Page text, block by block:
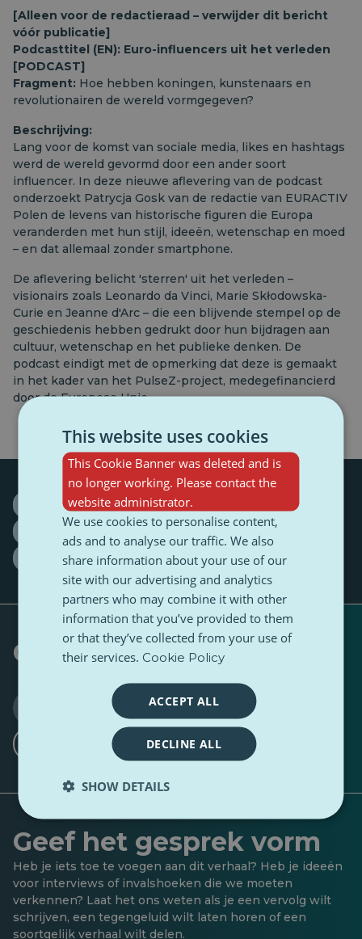
[Alleen voor de redactieraad – verwijder dit bericht
vóór publicatie]
Podcasttitel (EN): Euro-influencers uit het verleden
[PODCAST]
Fragment: Hoe hebben koningen, kunstenaars en
revolutionairen de wereld vormgegeven?
Beschrijving:
Lang voor de komst van sociale media, likes en hashtags
werd de wereld gevormd door een ander soort
influencer. In deze nieuwe aflevering van de podcast
onderzoekt Patrycja Gosk van de redactie van EURACTIV
Polen de levens van historische figuren die Europa
veranderden met hun stijl, ideeën, wetenschap en moed
– en dat allemaal zonder smartphone.
De aflevering belicht 'sterren' uit het verleden –
visionairs zoals Leonardo da Vinci, Marie Skłodowska-
Curie en Jeanne d'Arc – die een blijvende stempel op de
geschiedenis hebben gedrukt door hun bijdragen aan
cultuur, wetenschap en het publieke denken. De
podcast eindigt met de opmerking dat deze is gemaakt
in het kader van het PulseZ-project, medegefinancierd
door de Europese Unie.
europa história influencerzy
Picasso Podcast
Polityka społeczna
social media
zasięgi
Geschreven door
EURACTIV Poland
6 Volgers
Geef het gesprek vorm
Heb je iets toe te voegen aan dit verhaal? Heb je ideeën
voor interviews of invalshoeken die we moeten
verkennen? Laat het ons weten als je een vervolg wilt
schrijven, een tegengeluid wilt laten horen of een
soortgelijk verhaal wilt delen.
This website uses cookies
This Cookie Banner was deleted and is
no longer working. Please contact the
website administrator.
We use cookies to personalise content,
ads and to analyse our traffic. We also
share information about your use of our
site with our advertising and analytics
partners who may combine it with other
information that you’ve provided to them
or that they’ve collected from your use of
their services. Cookie Policy
ACCEPT ALL
DECLINE ALL
SHOW DETAILS